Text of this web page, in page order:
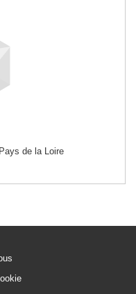
de la Loire